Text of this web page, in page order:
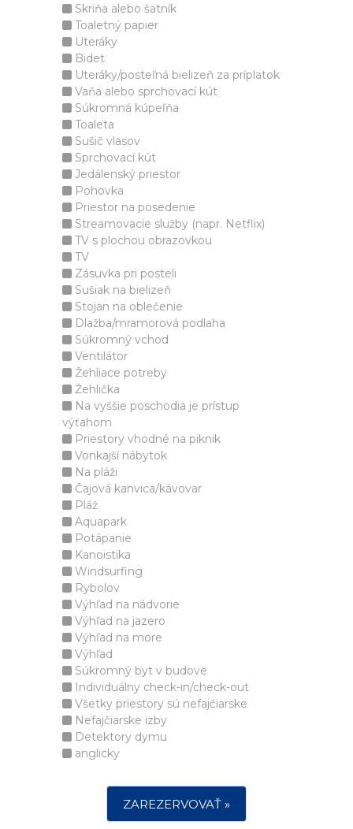
Skriňa alebo šatník
Toaletný papier
Uteráky
Bidet
Uteráky/posteľná bielizeň za príplatok
Vaňa alebo sprchovací kút
Súkromná kúpeľňa
Toaleta
Sušič vlasov
Sprchovací kút
Jedálenský priestor
Pohovka
Priestor na posedenie
Streamovacie služby (napr. Netflix)
TV s plochou obrazovkou
TV
Zásuvka pri posteli
Sušiak na bielizeň
Stojan na oblečenie
Dlažba/mramorová podlaha
Súkromný vchod
Ventilátor
Žehliace potreby
Žehlička
Na vyššie poschodia je prístup
výťahom
Priestory vhodné na piknik
Vonkajší nábytok
Na pláži
Čajová kanvica/kávovar
Pláž
Aquapark
Potápanie
Kanoistika
Windsurfing
Rybolov
Výhľad na nádvorie
Výhľad na jazero
Výhľad na more
Výhľad
Súkromný byt v budove
Individuálny check-in/check-out
Všetky priestory sú nefajčiarske
Nefajčiarske izby
Detektory dymu
anglicky
ZAREZERVOVAŤ »